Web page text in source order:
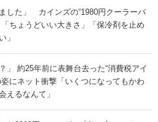
ました」 カインズの“1980円クーラーバ
ちょうどいい大きさ」「保冷剤を止め
」
」 約25年前に表舞台去った“消費税アイ
にネット衝撃「いくつになってもかわ
えるなんて」